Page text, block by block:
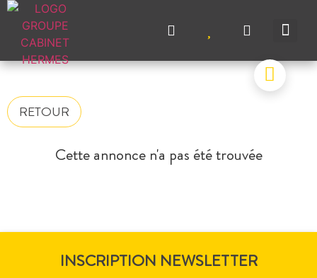
RETOUR
Cette annonce n'a pas été trouvée
INSCRIPTION NEWSLETTER